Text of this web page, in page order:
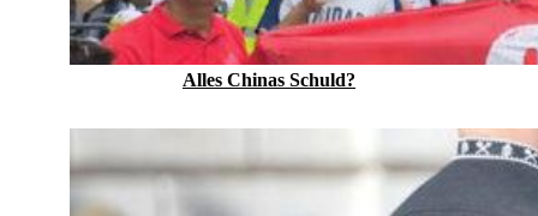
Alles Chinas Schuld?